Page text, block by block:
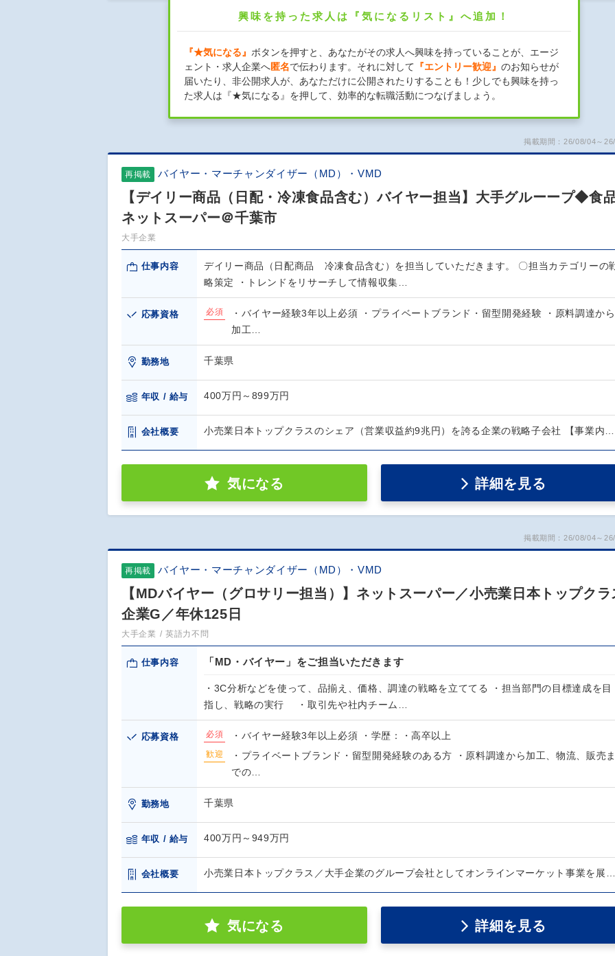
興味を持った求人は『気になるリスト』へ追加！
『★気になる』 ボタンを押すと、あなたがその求人へ興味を持っていることが、エージ
ェント・求人企業へ匿名で伝わります。それに対して 『エントリー歓迎』 のお知らせが
届いたり、非公開求人が、あなただけに公開されたりすることも！少しでも興味を持っ
た求人は『★気になる』を押して、効率的な転職活動につなげましょう。
掲載期間：26/08/04～
再掲載 バイヤー・マーチャンダイザー（MD）・VMD
【デイリー商品（日配・冷凍食品含む）バイヤー担当】大手グルーープ◆食
ネットスーパー＠千葉市
大手企業
仕事内容
デイリー商品（日配商品 冷凍食品含む）を担当していただきます。 〇担当カテゴリーの
略策定 ・トレンドをリサーチして情報収集…
応募資格 必須
・バイヤー経験3年以上必須 ・プライベートブランド・留型開発経験 ・原料調達から
加工…
勤務地 千葉県
年収 / 給与 400万円～899万円
会社概要 小売業日本トップクラスのシェア（営業収益約9兆円）を誇る企業の戦略子会社 【事業内…
気になる 詳細を見る
掲載期間：26/08/04～
再掲載 バイヤー・マーチャンダイザー（MD）・VMD
【MDバイヤー（グロサリー担当）】ネットスーパー／小売業日本トップクラ
企業G／年休125日
大手企業 英語力不問
仕事内容 「MD・バイヤー」をご担当いただきます
・3C分析などを使って、品揃え、価格、調達の戦略を立ててる ・担当部門の目標達成を目
指し、戦略の実行 ・取引先や社内チーム…
応募資格 必須 ・バイヤー経験3年以上必須 ・学歴：・高卒以上
歓迎
・プライベートブランド・留型開発経験のある方 ・原料調達から加工、物流、販売
での…
勤務地 千葉県
年収 / 給与 400万円～949万円
会社概要 小売業日本トップクラス／大手企業のグループ会社としてオンラインマーケット事業を展
気になる 詳細を見る